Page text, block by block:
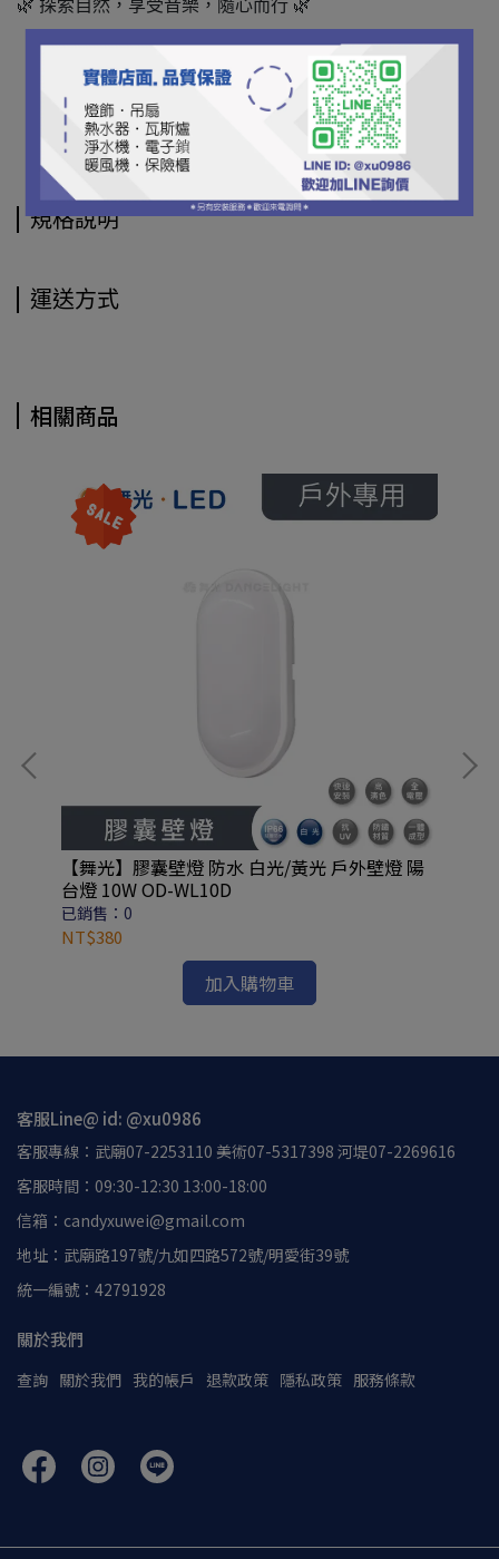
🌿 探索自然，享受音樂，隨心而行 🌿
規格說明
運送方式
相關商品
【舞光】膠囊壁燈 防水 白光/黃光 戶外壁燈 陽
台燈 10W OD-WL10D
已銷售：0
NT$380
加入購物車
客服Line@ id: @xu0986
客服專線：武廟07-2253110 美術07-5317398 河堤07-2269616
客服時間：09:30-12:30 13:00-18:00
信箱：candyxuwei@gmail.com
地址：武廟路197號/九如四路572號/明愛街39號
統一編號：42791928
關於我們
查詢 關於我們 我的帳戶 退款政策 隱私政策 服務條款